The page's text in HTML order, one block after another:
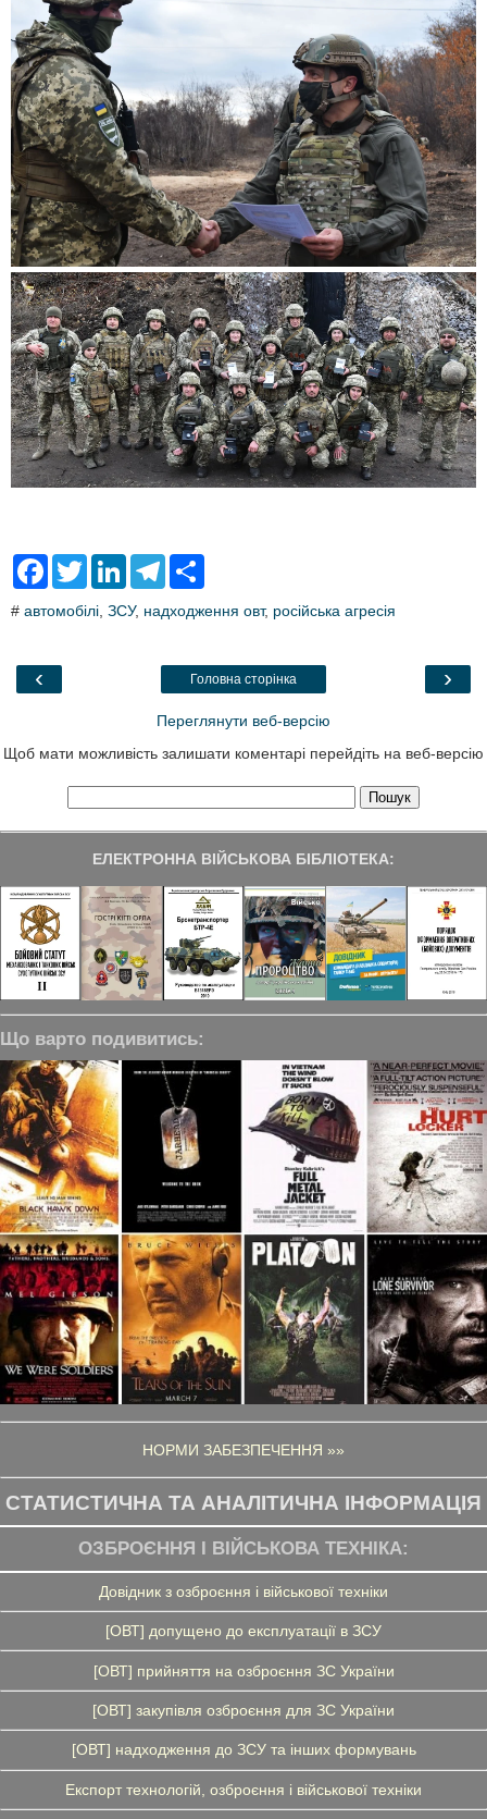
F
e
o
T
t
L
k
T
e
a
r
# автомобілі ЗСУ, надходження овт, російська агресія
‹ ›
Головна сторінка
Переглянути веб-версію
Щоб мати можливість залишати коментарі перейдіть на веб-версію
ЕЛЕКТРОННА ВІЙСЬКОВА БІБЛІОТЕКА:
Що варто подивитись:
НОРМИ ЗАБЕЗПЕЧЕННЯ »»
СТАТИСТИЧНА ТА АНАЛІТИЧНА ІНФОРМАЦІЯ
ОЗБРОЄННЯ І ВІЙСЬКОВА ТЕХНІКА:
Довідник з озброєння і військової техніки
[ОВТ] допущено до експлуатації в ЗСУ
[ОВТ] прийняття на озброєння ЗС України
[ОВТ] закупівля озброєння для ЗС України
[ОВТ] надходження до ЗСУ та інших формувань
Експорт технологій, озброєння і військової техніки